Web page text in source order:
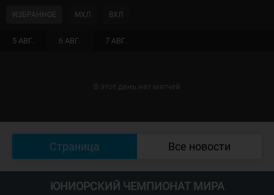
5 АВГ. 6 АВГ. 7 АВГ.
ИЗБРАННОЕ МХЛ ВХЛ
В этот день нет матчей
Страница Все новости
ЮНИОРСКИЙ ЧЕМПИОНАТ МИРА